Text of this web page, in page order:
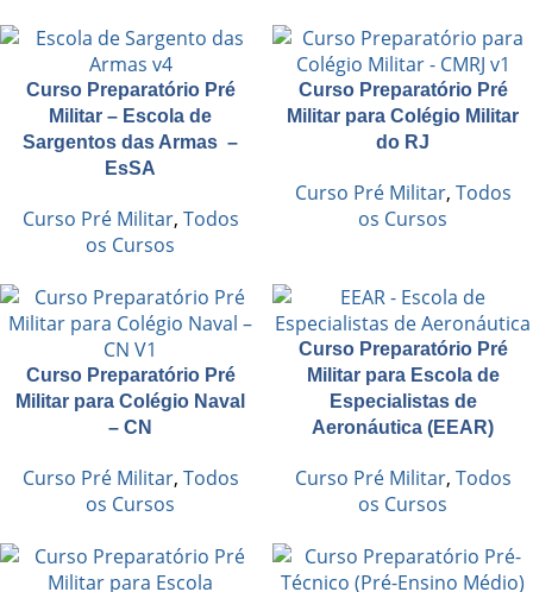
Curso Preparatório Pré
Militar – Escola de
Sargentos das Armas –
EsSA
Curso Pré Militar, Todos
os Cursos
Curso Preparatório Pré
Militar para Colégio Militar
do RJ
Curso Pré Militar, Todos
os Cursos
Curso Preparatório Pré
Militar para Colégio Naval
– CN
Curso Pré Militar, Todos
os Cursos
Curso Preparatório Pré
Militar para Escola de
Especialistas de
Aeronáutica (EEAR)
Curso Pré Militar, Todos
os Cursos